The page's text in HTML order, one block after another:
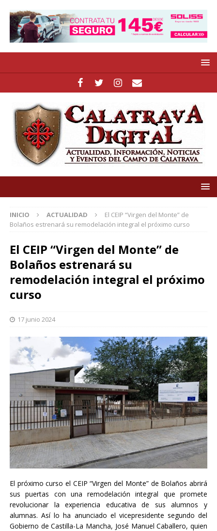
INICIO ACTUALIDAD
El CEIP “Virgen del Monte” de
Bolaños estrenará su remodelación integral el próximo curso
El CEIP “Virgen del Monte” de
Bolaños estrenará su
remodelación integral el próximo
curso
17 junio 2024
El próximo curso el CEIP “Virgen del Monte” de Bolaños abrirá
sus puertas con una remodelación integral que promete
revolucionar la experiencia educativa de sus alumnos y
alumnas. Así lo ha anunciado el vicepresidente segundo del
Gobierno de Castilla-La Mancha, José Manuel Caballero, quien